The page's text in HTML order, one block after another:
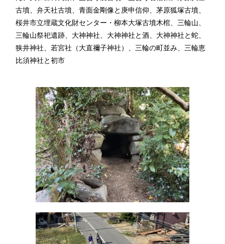
古墳、弁天社古墳、青面金剛像と庚申信仰、茅原狐塚古墳、
桜井市立埋蔵文化財センター・柳本大塚古墳木棺、三輪山、
三輪山祭祀遺跡、大神神社、大神神社と酒、大神神社と蛇、
狭井神社、若宮社（大直禰子神社）、三輪の町並み、三輪恵
比須神社と初市